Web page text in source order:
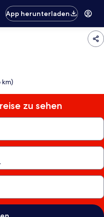
App herunterladen
km)
zu sehen